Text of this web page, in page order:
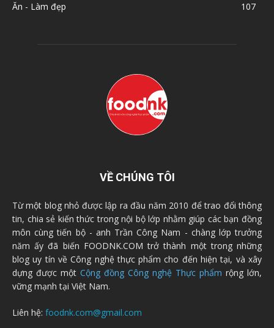
Ăn - Làm đẹp
107
VỀ CHÚNG TÔI
Từ một blog nhỏ được lập ra đầu năm 2010 để trao đổi thông
tin, chia sẻ kiến thức trong nội bộ lớp nhằm giúp các bạn đồng
môn cùng tiến bộ - anh Trần Công Nam - chàng lớp trưởng
năm ấy đã biến FOODNK.COM trở thành một trong những
blog uy tín về Công nghệ thực phẩm cho đến hiện tại, và xây
dựng được một Cộng đồng Công nghệ Thực phẩm rộng lớn,
vững mạnh tại Việt Nam.
Liên hệ: foodnk.com@gmail.com